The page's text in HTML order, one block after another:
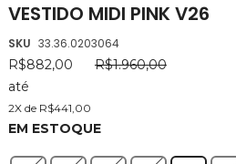
VESTIDO MIDI PINK V26
SKU 33.36.0203064
R$882,00
R$1.960,00
até
2X de R$441,00
EM ESTOQUE
da
Galeria
de
imagens